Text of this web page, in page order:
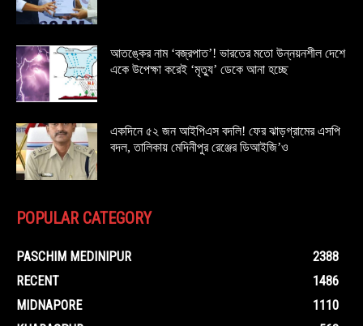
আতঙ্কের নাম ‘বজ্রপাত’! ভারতের মতো উন্নয়নশীল দেশে
একে উপেক্ষা করেই ‘মৃত্যু’ ডেকে আনা হচ্ছে
একদিনে ৫২ জন আইপিএস বদলি! ফের ঝাড়গ্রামের এসপি
বদল, তালিকায় মেদিনীপুর রেঞ্জের ডিআইজি’ও
POPULAR CATEGORY
PASCHIM MEDINIPUR
2388
RECENT
1486
MIDNAPORE
1110